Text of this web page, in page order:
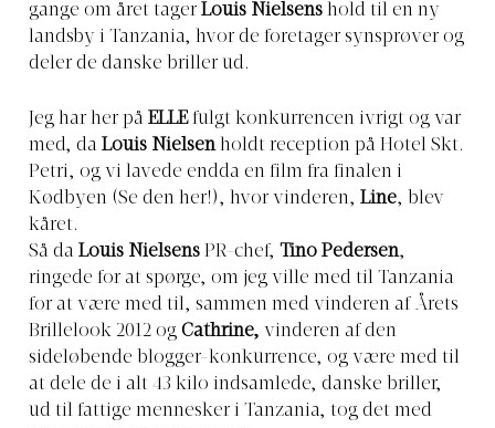
gange om året tager Louis Nielsens hold til en ny
landsby i Tanzania, hvor de foretager synsprøver og
deler de danske briller ud.
Jeg har her på ELLEfulgt konkurrencen ivrigt og var
med, da Louis Nielsenholdt reception på Hotel Skt.
Petri, og vi lavede endda en film fra finalen i
Kødbyen (Se den her!), hvor vinderen, Line, blev
kåret.
Så da Louis Nielsens PR-chef, Tino Pedersen,
ringede for at spørge, om jeg ville med til Tanzania
for at være med til, sammen med vinderen af Årets
Brillelook 2012 og Cathrine, vinderen af den
sideløbende blogger-konkurrence, og være med til
at dele de i alt 43 kilo indsamlede, danske briller,
ud til fattige mennesker i Tanzania, tog det med